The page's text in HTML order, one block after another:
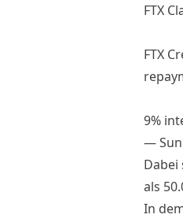
FTX
FTX
9%
—
als
In